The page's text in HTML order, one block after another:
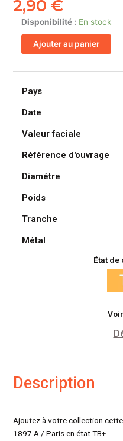
2,90€
Disponibilité : En stock
quantité
de
FRANCE,
de
Cérès,
Ajouter au panier
Pays
Date
Valeur faciale
Référence d'ouvrage
Diamétre
Poids
Tranche
Métal
État de
Description
Ajoutez à votre collection
1897 A / Paris en état TB+.